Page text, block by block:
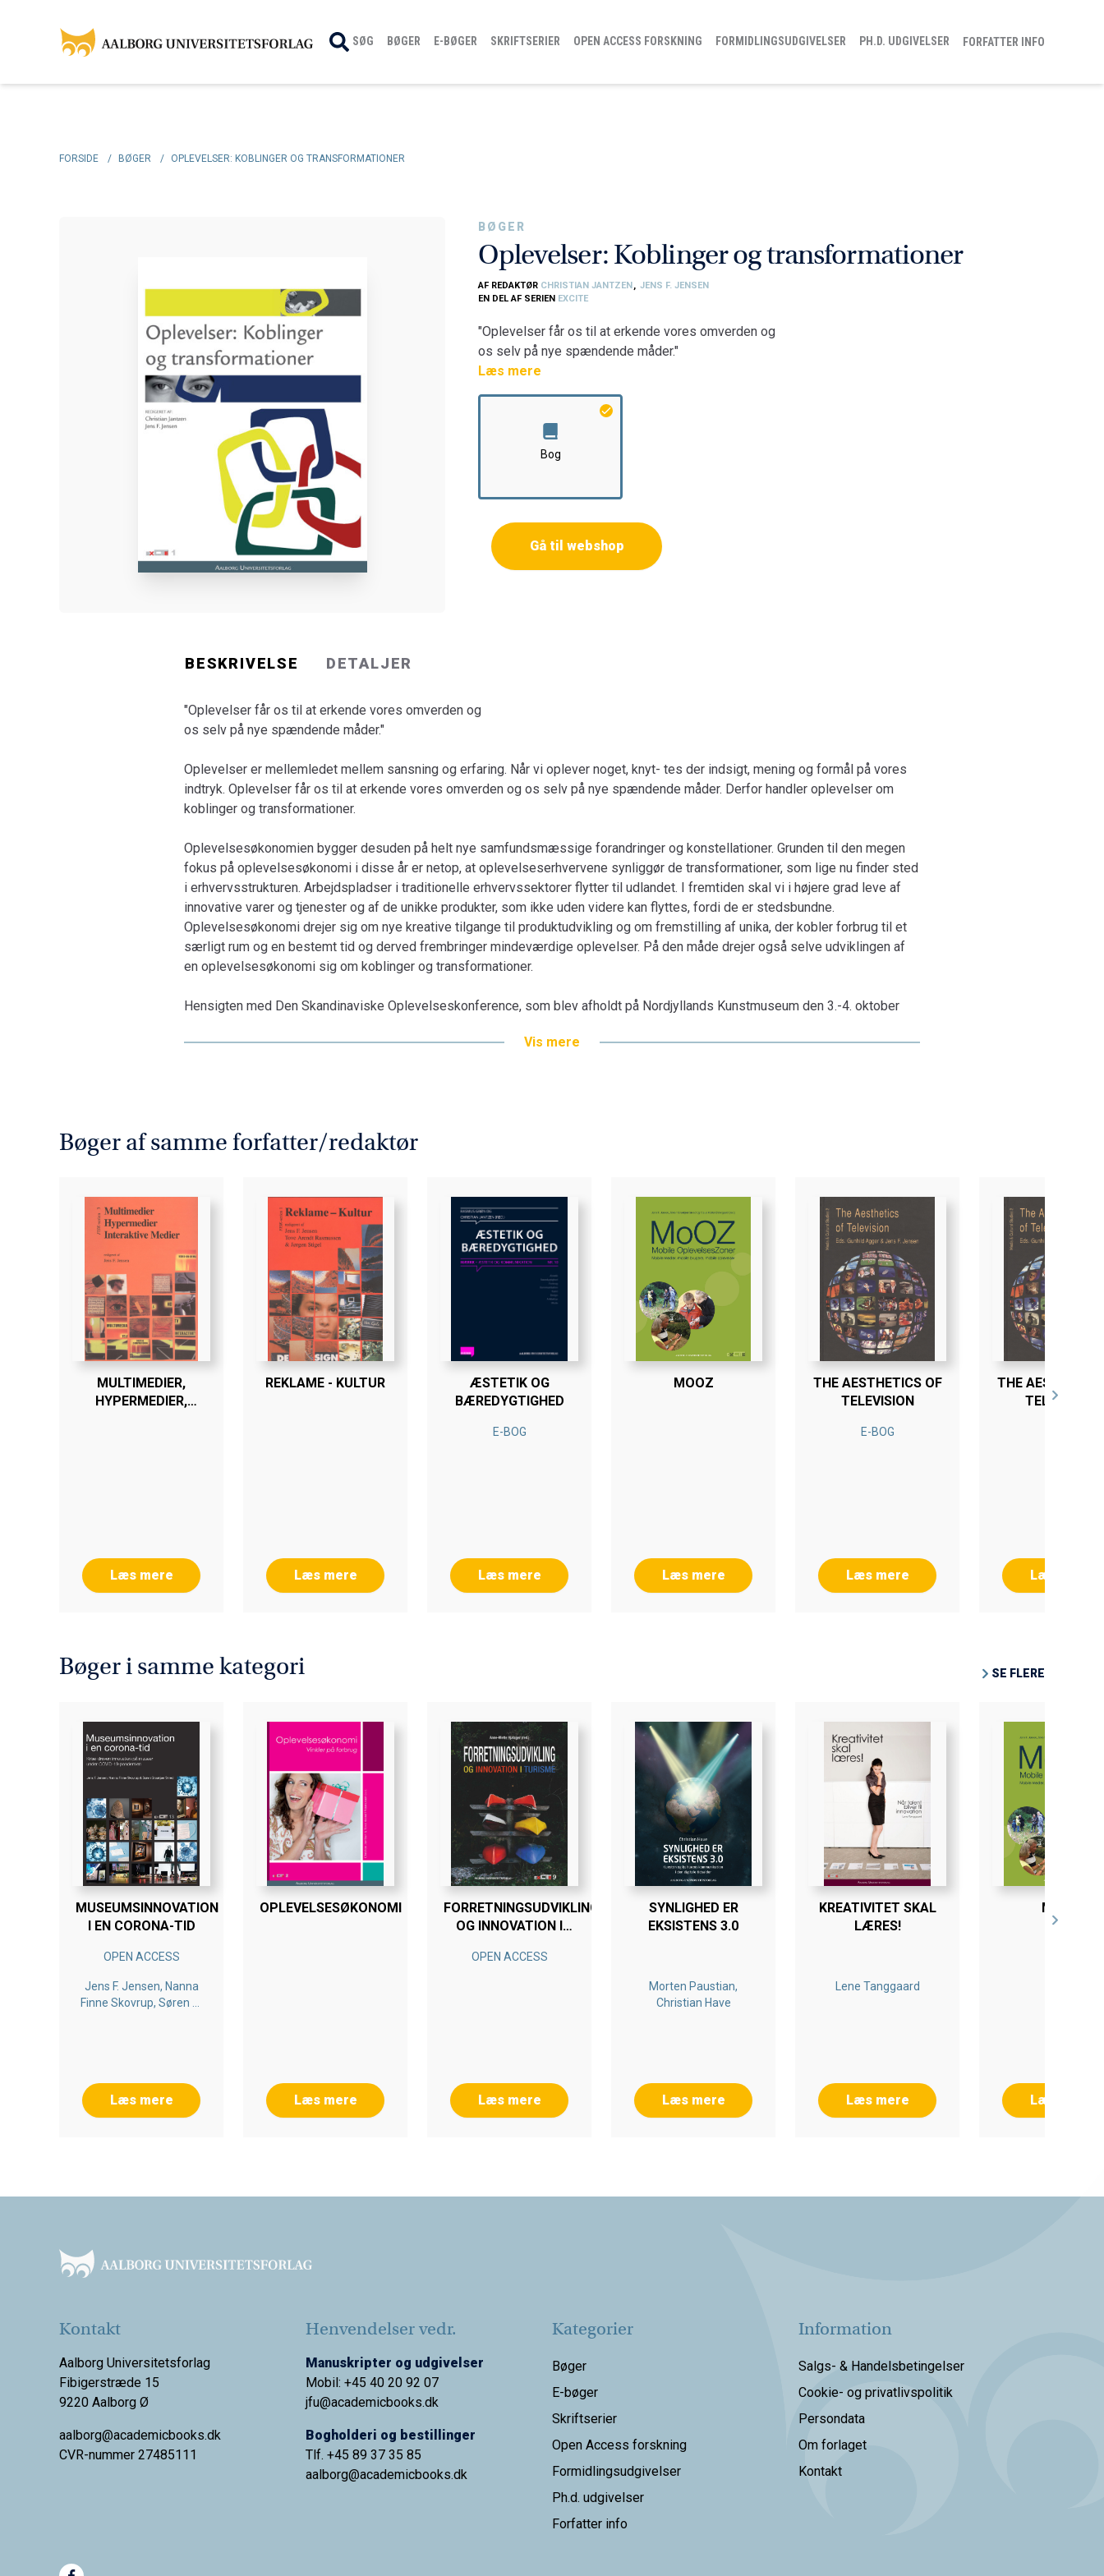
SØG BØGER E-BØGER SKRIFTSERIER OPEN ACCESS FORSKNING FORMIDLINGSUDGIVELSER PH.D. UDGIVELSER FORFATTER INFO
FORSIDE / BØGER / OPLEVELSER: KOBLINGER OG TRANSFORMATIONER
BØGER
Oplevelser: Koblinger og transformationer
AF REDAKTØR CHRISTIAN JANTZEN, JENS F. JENSEN
EN DEL AF SERIEN EXCITE
"Oplevelser får os til at erkende vores omverden og
os selv på nye spændende måder."
Oplevelser er mellemledet mellem sansning og erfaring. Når vi oplever noget, knyt- tes der
indsigt, mening og formål på vores indtryk. Oplevelser får os til at erkende vores omverden og
os selv på nye spændende måder. Derfor handler oplevelser om koblinger og transformationer.
erhvervsstrukturen. Arbejdspladser i traditionelle erhvervssektorer flytter til udlandet. I
fremtiden skal vi i højere grad leve af innovative varer og tjenester og af de unikke produkter,
som ikke uden videre kan flyttes, fordi de er stedsbundne. Oplevelsesøkonomi drejer sig om
alliancer mellem private virksomheder, offentlige myndig- heder, udøvende kunstnere og
Bogen består af indlæg og foredrag, som blev præsenteret på konferencen flere af dem dog
kraftigt bearbejdede og udvidede i forhold til præsentationen på konferencen og rummer
Læs mere
Bog
Gå til webshop
BESKRIVELSE DETALJER
"Oplevelser får os til at erkende vores omverden og
os selv på nye spændende måder."
Oplevelser er mellemledet mellem sansning og erfaring. Når vi oplever noget, knyt- tes der indsigt, mening og formål på vores
indtryk. Oplevelser får os til at erkende vores omverden og os selv på nye spændende måder. Derfor handler oplevelser om
koblinger og transformationer.
Oplevelsesøkonomien bygger desuden på helt nye samfundsmæssige forandringer og konstellationer. Grunden til den megen
fokus på oplevelsesøkonomi i disse år er netop, at oplevelseserhvervene synliggør de transformationer, som lige nu finder sted
i erhvervsstrukturen. Arbejdspladser i traditionelle erhvervssektorer flytter til udlandet. I fremtiden skal vi i højere grad leve af
innovative varer og tjenester og af de unikke produkter, som ikke uden videre kan flyttes, fordi de er stedsbundne.
Oplevelsesøkonomi drejer sig om nye kreative tilgange til produktudvikling og om fremstilling af unika, der kobler forbrug til et
særligt rum og en bestemt tid og derved frembringer mindeværdige oplevelser. På den måde drejer også selve udviklingen af
en oplevelsesøkonomi sig om koblinger og transformationer.
Hensigten med Den Skandinaviske Oplevelseskonference, som blev afholdt på Nordjyllands Kunstmuseum den 3.-4. oktober
udøvende kunstnere og undervisere og forskere.
Bogen er en del af tilbuddetKøb 3 Bøger - Betal For 2
Vis mere
Bøger af samme forfatter/redaktør
MULTIMEDIER,
HYPERMEDIER,
Læs mere
REKLAME - KULTUR
Læs mere
ÆSTETIK OG
BÆREDYGTIGHED
E-BOG
Læs mere
MOOZ
Læs mere
THE AESTHETICS OF
TELEVISION
E-BOG
Læs mere
THE
TELEVISION
Læs mere
Bøger i samme kategori SE FLERE
MUSEUMSINNOVATION
I EN CORONA-TID
OPEN ACCESS
Jens F. Jensen, Nanna
Finne Skovrup, Søren G.
Læs mere
OPLEVELSESØKONOMI
Læs mere
FORRETNINGSUDVIKLING
OG INNOVATION I
OPEN ACCESS
Læs mere
SYNLIGHED ER
EKSISTENS 3.0
Morten Paustian,
Christian Have
Læs mere
KREATIVITET SKAL
LÆRES!
Lene Tanggaard
Læs mere
MOOZ
Læs mere
Kontakt
Aalborg Universitetsforlag
Fibigerstræde 15
9220 Aalborg Ø
aalborg@academicbooks.dk
CVR-nummer 27485111
Henvendelser vedr.
Manuskripter og udgivelser
Mobil: +45 40 20 92 07
jfu@academicbooks.dk
Bogholderi og bestillinger
Tlf. +45 89 37 35 85
aalborg@academicbooks.dk
Kategorier
Bøger
E-bøger
Skriftserier
Open Access forskning
Formidlingsudgivelser
Ph.d. udgivelser
Forfatter info
Information
Salgs- & Handelsbetingelser
Cookie- og privatlivspolitik
Persondata
Om forlaget
Kontakt